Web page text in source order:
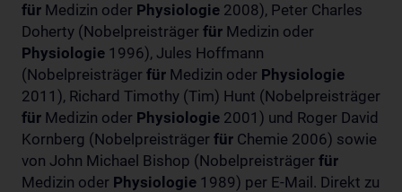
für Medizin oder Physiologie 2008), Peter Charles
Doherty (Nobelpreisträger für Medizin oder
Physiologie 1996), Jules Hoffmann
(Nobelpreisträger für Medizin oder Physiologie
2011), Richard Timothy (Tim) Hunt (Nobelpreisträger
für Medizin oder Physiologie 2001) und Roger David
Kornberg (Nobelpreisträger für Chemie 2006) sowie
von John Michael Bishop (Nobelpreisträger für
Medizin oder Physiologie 1989) per E-Mail. Direkt zu